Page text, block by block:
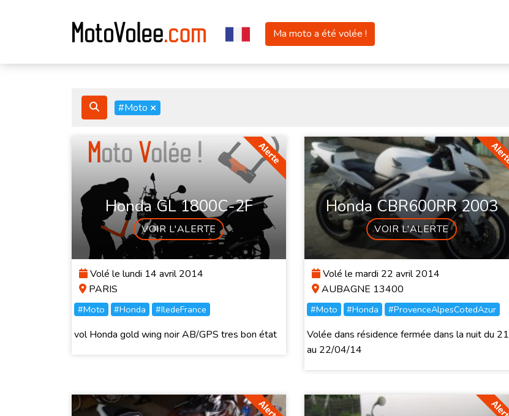
Ma moto a été volée !
#Moto ×
Honda GL 1800C-2F
VOIR L'ALERTE
Volé le lundi 14 avril 2014
PARIS
#Moto #Honda #IledeFrance
vol Honda gold wing noir AB/GPS tres bon état
Honda CBR600RR 2003
VOIR L'ALERTE
Volé le mardi 22 avril 2014
AUBAGNE 13400
#Moto #Honda #ProvenceAlpesCotedAzur
Volée dans résidence fermée dans la nuit du 21
au 22/04/14